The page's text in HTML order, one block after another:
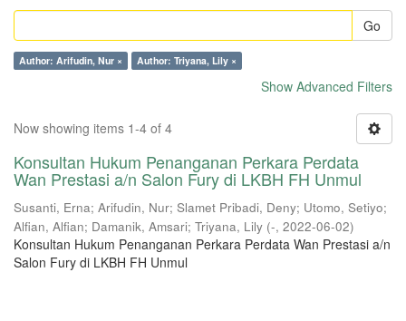
Go
Author: Arifudin, Nur × Author: Triyana, Lily ×
Show Advanced Filters
Now showing items 1-4 of 4
Konsultan Hukum Penanganan Perkara Perdata
Wan Prestasi a/n Salon Fury di LKBH FH Unmul
Susanti, Erna; Arifudin, Nur; Slamet Pribadi, Deny; Utomo, Setiyo;
Alfian, Alfian; Damanik, Amsari; Triyana, Lily (-, 2022-06-02)
Konsultan Hukum Penanganan Perkara Perdata Wan Prestasi a/n
Salon Fury di LKBH FH Unmul